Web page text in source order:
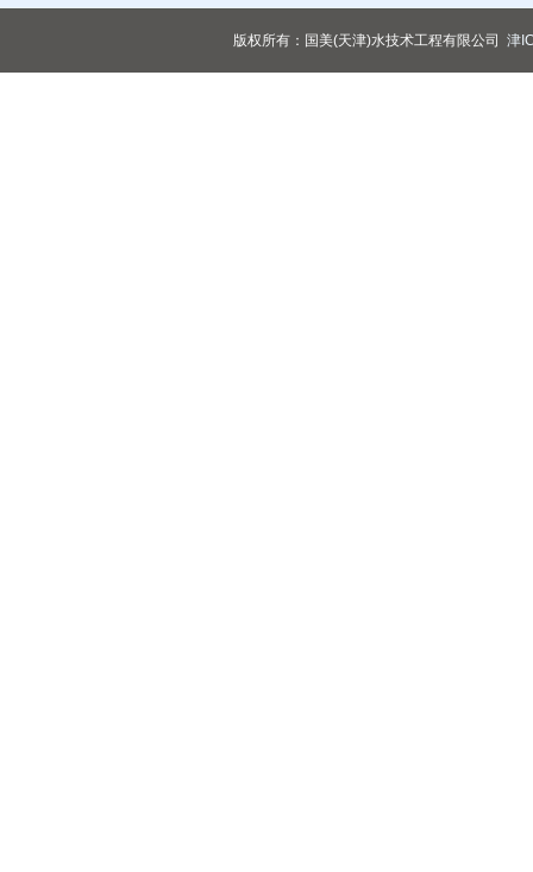
版权所有：国美(天津)水技术工程有限公司津